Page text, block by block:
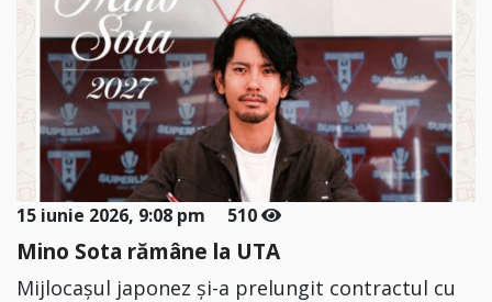
15 iunie 2026, 9:08 pm 510
Mino Sota rămâne la UTA
Mijlocașul japonez și-a prelungit contractul cu